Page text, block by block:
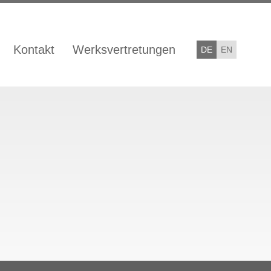
DE EN
Kontakt Werksvertretungen